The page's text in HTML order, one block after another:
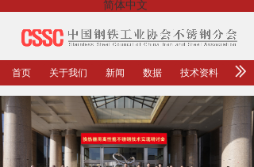
简体中文
首页 关于我们 新闻 数据 技术资料